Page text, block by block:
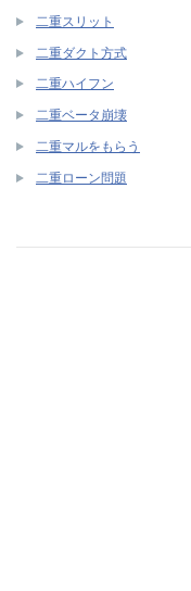
二重スリット
二重ダクト方式
二重ハイフン
二重ベータ崩壊
二重マルをもらう
二重ローン問題